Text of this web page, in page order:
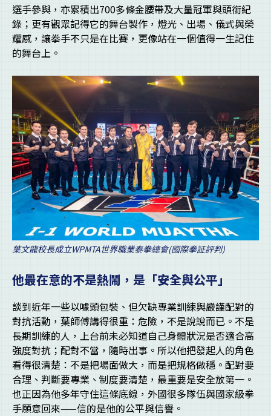
選手參與，亦累積出700多條金腰帶及大量冠軍與頭銜紀
錄；更有觀眾記得它的舞台製作，燈光、出場、儀式與榮
耀感，讓拳手不只是在比賽，更像站在一個值得一生記住
的舞台上。
葉文龍校長成立WPMTA世界職業泰拳總會(國際拳証評判)
他最在意的不是熱鬧，是「安全與公平」
談到近年一些以噱頭包裝、但欠缺專業訓練與嚴謹配對的
對抗活動，葉師傅講得很重：危險，不是說說而已。不是
長期訓練的人，上台前未必知道自己身體狀況是否適合高
強度對抗；配對不當，隨時出事。所以他把發起人的角色
看得很清楚：不是把場面做大，而是把規格做穩。配對要
合理、判斷要專業、制度要清楚，最重要是安全放第一。
也正因為他多年守住這條底線，外國很多隊伍與國家級拳
手願意回來——信的是他的公平與信譽。